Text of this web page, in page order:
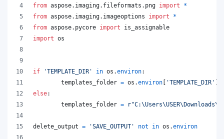
from aspose. imaging. fileformats . png import
*
from aspose. imaging. imageoptions import
*
from aspose. pycore import
is_assignable
import os
if 'TEMPLATE_DIR' in os .environ:
templates_folder = os .environ [ 'TEMPLATE_DIR' ]
else:
templates_folder =
delete_output = 'SAVE_OUTPUT' not in os .environ